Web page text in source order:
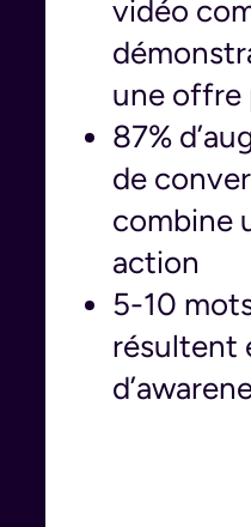
vidéo
une offre
87%
de
combine
action
5-10
résultent